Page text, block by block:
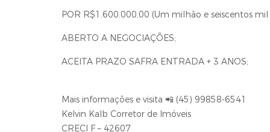
POR R$1.600.000,00 (Um milhão e seiscentos mil
ABERTO A NEGOCIAÇÕES;
ACEITA PRAZO SAFRA ENTRADA + 3 ANOS;
Mais informações e visita 📲 (45) 99858-6541
Kelvin Kalb Corretor de Imóveis
CRECI F – 42607